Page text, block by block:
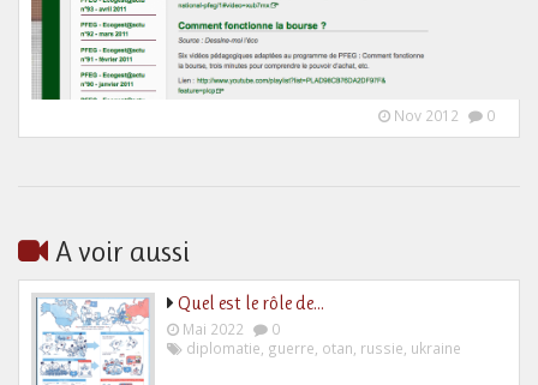
Nov 2012 0
A voir aussi
Quel est le rôle de…
Mai 2022
0
diplomatie guerre otan russie ukraine